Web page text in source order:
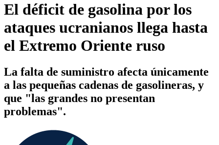
El déficit de gasolina por los
ataques ucranianos llega hasta
el Extremo Oriente ruso
La falta de suministro afecta únicamente
a las pequeñas cadenas de gasolineras, y
que "las grandes no presentan
problemas".